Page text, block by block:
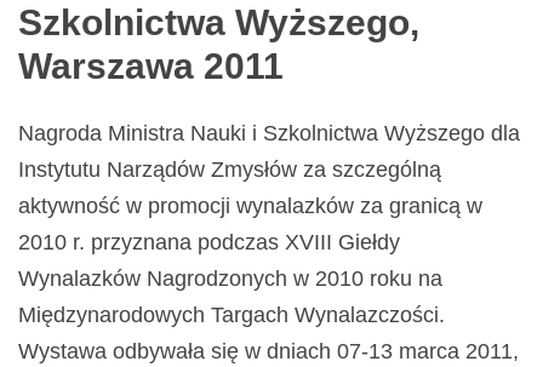
Szkolnictwa Wyższego,
Warszawa 2011
Nagroda Ministra Nauki i Szkolnictwa Wyższego dla
Instytutu Narządów Zmysłów za szczególną
aktywność w promocji wynalazków za granicą w
2010 r. przyznana podczas XVIII Giełdy
Wynalazków Nagrodzonych w 2010 roku na
Międzynarodowych Targach Wynalazczości.
Wystawa odbywała się w dniach 07-13 marca 2011,